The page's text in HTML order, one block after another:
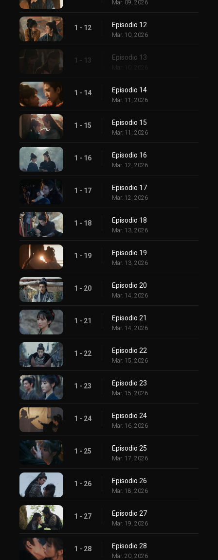
Mar. 09, 2026
1 - 12 Episodio 12
Mar. 10, 2026
1 - 13 Episodio 13
Mar. 10, 2026
1 - 14 Episodio 14
Mar. 11, 2026
1 - 15 Episodio 15
Mar. 11, 2026
1 - 16 Episodio 16
Mar. 12, 2026
1 - 17 Episodio 17
Mar. 12, 2026
1 - 18 Episodio 18
Mar. 13, 2026
1 - 19 Episodio 19
Mar. 13, 2026
1 - 20 Episodio 20
Mar. 14, 2026
1 - 21 Episodio 21
Mar. 14, 2026
1 - 22 Episodio 22
Mar. 15, 2026
1 - 23 Episodio 23
Mar. 15, 2026
1 - 24 Episodio 24
Mar. 16, 2026
1 - 25 Episodio 25
Mar. 17, 2026
1 - 26 Episodio 26
Mar. 18, 2026
1 - 27 Episodio 27
Mar. 19, 2026
1 - 28 Episodio 28
Mar. 20, 2026